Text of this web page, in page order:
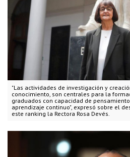
"Las actividades de investigación y
conocimiento, son centrales para la
graduados con capacidad de
aprendizaje continuo", expresó sobre el
este ranking la Rectora Rosa Devés.